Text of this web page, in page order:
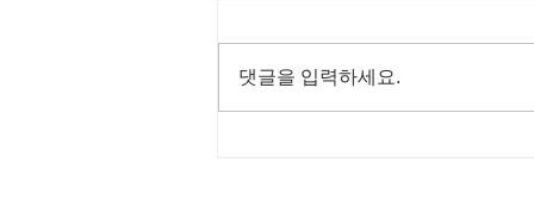
댓글을 입력하세요.